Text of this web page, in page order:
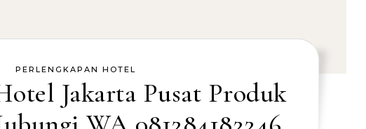
PERLENGKAPAN HOTEL
Jakarta Pusat Produk